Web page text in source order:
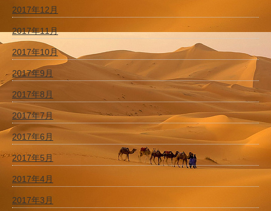
2017年12月
2017年11月
2017年10月
2017年9月
2017年8月
2017年7月
2017年6月
2017年5月
2017年4月
2017年3月